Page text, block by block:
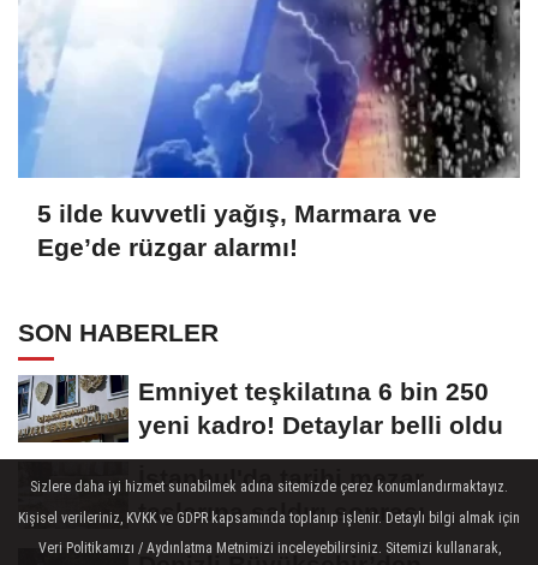
5 ilde kuvvetli yağış, Marmara ve
Ege’de rüzgar alarmı!
SON HABERLER
Emniyet teşkilatına 6 bin 250
yeni kadro! Detaylar belli oldu
İstanbul'da tarihi mezar
taşlarına saldırı sonrası
restorasyon
Sizlere daha iyi hizmet sunabilmek adına sitemizde çerez konumlandırmaktayız.
Kişisel verileriniz, KVKK ve GDPR kapsamında toplanıp işlenir. Detaylı bilgi almak için
Veri Politikamızı / Aydınlatma Metnimizi inceleyebilirsiniz. Sitemizi kullanarak,